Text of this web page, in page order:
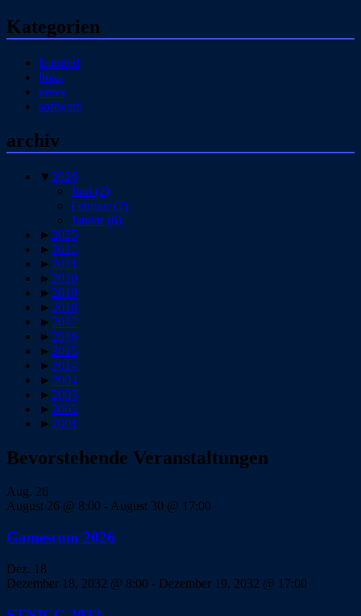
Kategorien
featured
links
news
software
archiv
▼ 2026
Juni (2)
Februar(2)
Januar(6)
► 2025
► 2022
► 2021
► 2020
► 2019
► 2018
► 2017
► 2016
► 2015
► 2014
► 2004
► 2003
► 2002
► 2001
Bevorstehende Veranstaltungen
Aug. 26
August 26 @ 8:00 -August 30 @ 17:00
Gamescom 2026
Dez. 18
Dezember 18, 2032 @ 8:00 - Dezember 19, 2032 @ 17:00